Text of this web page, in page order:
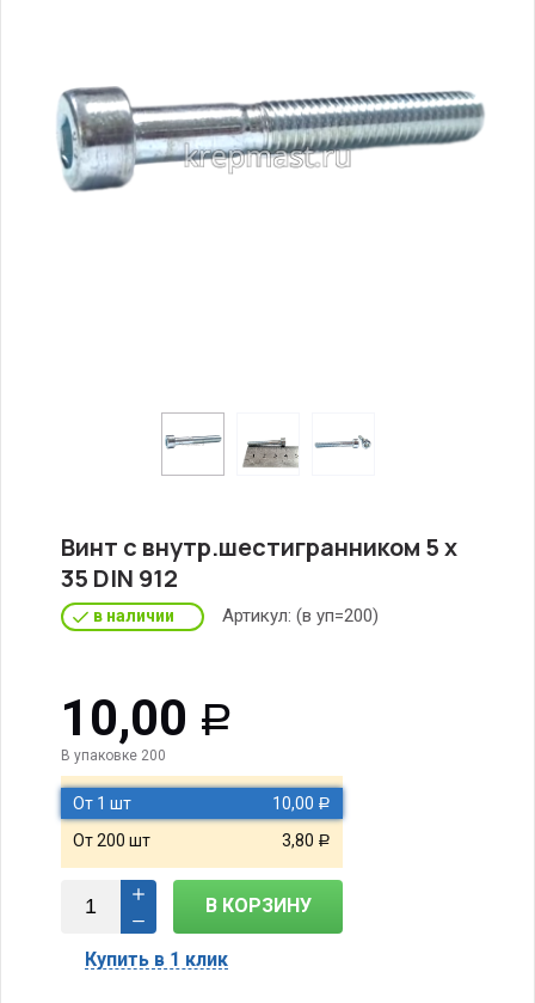
Винт с внутр.шестигранником 5 х
35 DIN 912
в наличии Артикул: (в уп=200)
10,00 Р
В упаковке 200
От 1 шт 10,00 Р
От 200 шт 3,80 Р
В КОРЗИНУ
Купить в 1 клик